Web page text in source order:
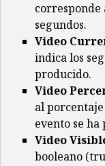
corresponde
segundos.
Video
indica los
producido.
Video
al
evento se
Video
booleano